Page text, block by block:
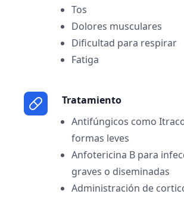
Tos
Dolores musculares
Dificultad para respirar
Fatiga
Tratamiento
Antifúngicos como
formas leves
Anfotericina B para
graves o diseminadas
Administración de